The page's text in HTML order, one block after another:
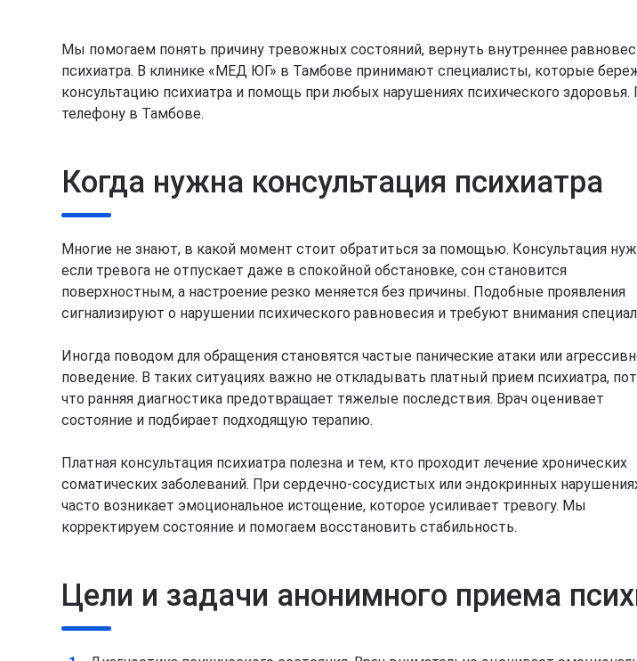
Мы помогаем понять причину тревожных состояний, вернуть внутреннее
психиатра. В клинике «МЕД ЮГ» в Тамбове принимают специалисты, которые
консультацию психиатра и помощь при любых нарушениях психического
телефону в Тамбове.
Когда нужна консультация психиатра
Многие не знают, в какой момент стоит обратиться за помощью. Консультация
если тревога не отпускает даже в спокойной обстановке, сон становится
поверхностным, а настроение резко меняется без причины. Подобные проявления
сигнализируют о нарушении психического равновесия и требуют внимания
Иногда поводом для обращения становятся частые панические атаки или
поведение. В таких ситуациях важно не откладывать платный прием психиатра,
что ранняя диагностика предотвращает тяжелые последствия. Врач оценивает
состояние и подбирает подходящую терапию.
Платная консультация психиатра полезна и тем, кто проходит лечение хронических
соматических заболеваний. При сердечно‑сосудистых или эндокринных
часто возникает эмоциональное истощение, которое усиливает тревогу. Мы
корректируем состояние и помогаем восстановить стабильность.
Цели и задачи анонимного приема